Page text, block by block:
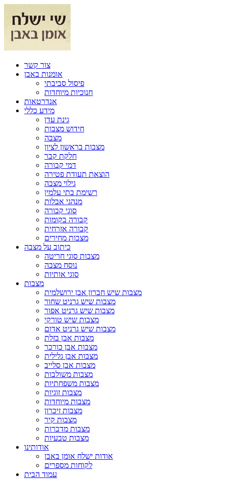
צור קשר
אומנות באבן
פיסול סביבתי
חנוכיות מיוחדות
אנדרטאות
מידע כללי
גינת עדן
חידוש מצבות
מצבה
מצבות בראשון לציון
חלקת קבר
דמי קבורה
הוצאת תעודת פטירה
גילוי מצבה
רשימת בתי עלמין
מנהגי אבלות
סוגי קבורה
קבורה בקומות
קבורה אזרחית
מצבות מחירים
כיתוב על מצבה
מצבות סוגי חריטה
נוסח מצבה
סוגי אותיות
מצבות
מצבות שיש חברון אבן ירושלמית
מצבות שיש גרניט שחור
מצבות שיש גרניט אפור
מצבות שיש טורקי
מצבות שיש גרניט אדום
מצבות אבן בזלת
מצבות אבן כורכר
מצבות אבן גלילית
מצבות אבן סלייב
מצבות משולבות
מצבות משפחתיות
מצבות זוגיות
מצבות מיוחדות
מצבות זיכרון
מצבות קיר
מצבות מדברות
מצבות טבעיות
אודותינו
אודות ישלח אומן באבן
לקוחות מספרים
עמוד הבית